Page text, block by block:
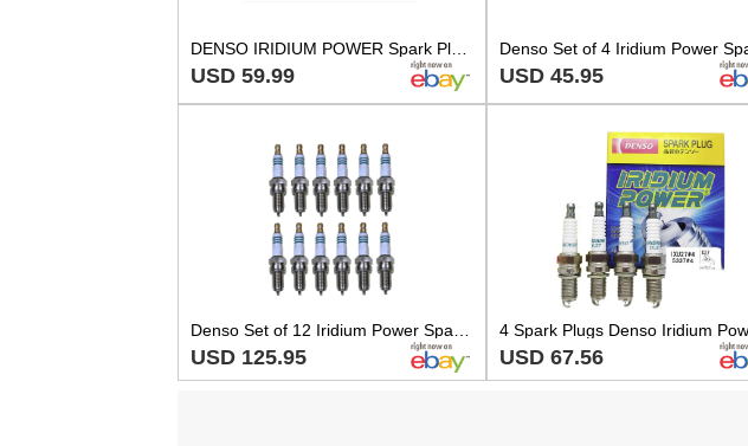
DENSO IRIDIUM POWER Spark Plugs IXU27 5337 Set of 4
USD 59.99 USD 45.95
Denso Set of 12 Iridium Power Spark Plugs Gap 0.035 For Ferrari 5.5L V12
USD 125.95 USD 67.56